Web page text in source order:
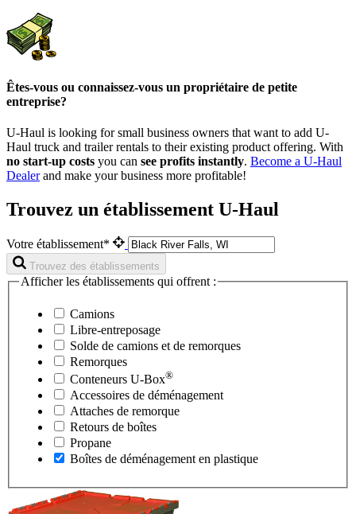
Êtes-vous ou connaissez-vous un propriétaire de petite
entreprise?
U-Haul is looking for small business owners that want to add U-
Haul truck and trailer rentals to their existing product offering. With
no start-up costs you can see profits instantly. Become a U-Haul
Dealerand make your business more profitable!
Trouvez un établissement U-Haul
Votre établissement*
Trouvez des établissements
Afficher les établissements qui offrent :
Camions
Libre-entreposage
Solde de camions et de remorques
Remorques
Conteneurs U-Box®
Accessoires de déménagement
Attaches de remorque
Retours de boîtes
Propane
Boîtes de déménagement en plastique